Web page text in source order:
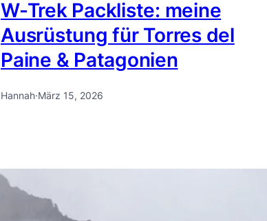
W-Trek Packliste: meine
Ausrüstung für Torres del
Paine & Patagonien
Hannah·März 15, 2026